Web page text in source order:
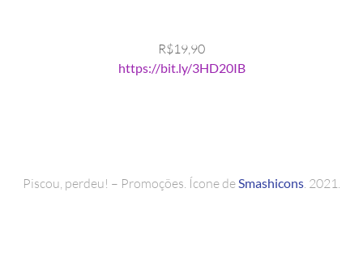
R$19,90
https://bit.ly/3HD20IB
Piscou, perdeu! – Promoções. Ícone de Smashicons . 2021.